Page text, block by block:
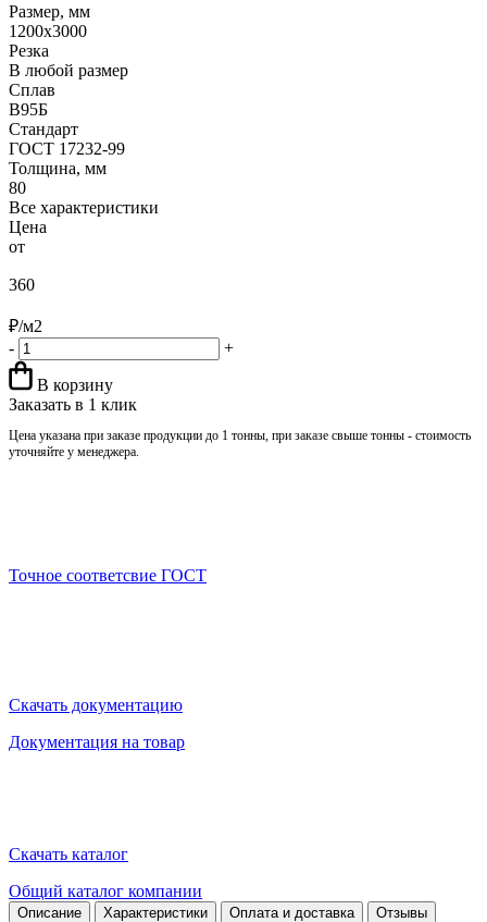
Размер, мм
1200х3000
Резка
В любой размер
Сплав
В95Б
Стандарт
ГОСТ 17232-99
Толщина, мм
80
Все характеристики
Цена
от
360
₽/м2
-
+
В корзину
Заказать в 1 клик
Цена указана при заказе продукции до 1 тонны, при заказе свыше тонны - стоимость
уточняйте у менеджера.
Точное соответсвие ГОСТ
Скачать документацию
Документация на товар
Скачать каталог
Общий каталог компании
Описание Характеристики Оплата и доставка Отзывы